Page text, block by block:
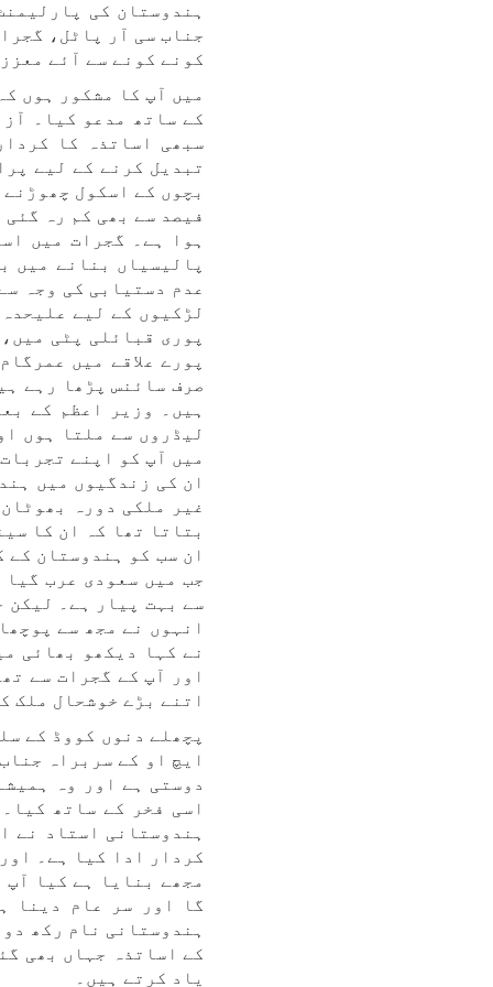
ہندوستان کی
جناب سی آر پاٹل،
کونے کونے سے آئے
میں آپ کا مشکور ہوں
کے ساتھ مدعو کیا۔
سبھی اساتذہ کا
تبدیل کرنے کے لیے
فیصد سے بھی کم رہ
ہوا ہے۔ گجرات میں
پالیسیاں بنانے میں
عدم دستیابی کی وجہ
لڑکیوں کے لیے
پوری قبائلی پٹی
پورے علاقے میں
صرف سائنس پڑھا رہے
ہیں۔ وزیر اعظم کے
لیڈروں سے ملتا ہوں
میں آپ کو اپنے
ان کی زندگیوں میں
غیر ملکی دورہ
بتاتا تھا کہ ان کا
ان سب کو ہندوستان
جب میں سعودی عرب
سے بہت پیار ہے۔ لیکن
انہوں نے مجھ سے
نے کہا دیکھو بھائی
اور آپ کے گجرات سے
اتنے بڑے خوشحال ملک
پچھلے دنوں کووڈ کے
ایچ او کے سربراہ
دوستی ہے اور وہ
اسی فخر کے ساتھ
ہندوستانی استاد نے
کردار ادا کیا ہے۔
مجھے بنایا ہے کیا
گا اور سر عام دینا
ہندوستانی نام رکھ
کے اساتذہ جہاں بھی
یاد کرتے ہیں۔